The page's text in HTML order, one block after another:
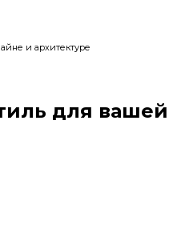
и архитектуре
для вашей